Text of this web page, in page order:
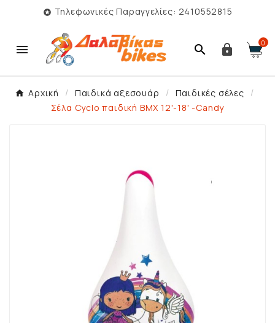
 Τηλεφωνικές Παραγγελίες: 2410552815
   0
Αρχική Παιδικά αξεσουάρ
Παιδικές σέλες
Σέλα Cyclo παιδική BMX 12'-18' -Candy